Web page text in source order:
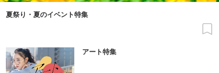
夏祭り・夏のイベント特集
アート特集